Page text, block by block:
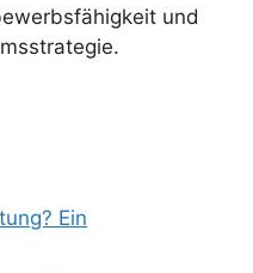
und
Ein